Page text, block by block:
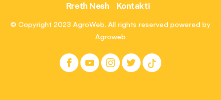
Rreth Nesh Kontakti
© Copyright 2023 AgroWeb. All rights reserved powered by
Agroweb